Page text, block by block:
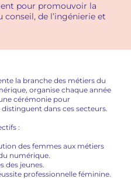
pour promouvoir la
de l’ingénierie et
la branche des métiers du
organise chaque année
cérémonie pour
dans ces secteurs.
:
des femmes aux métiers
numérique.
des jeunes.
professionnelle féminine.